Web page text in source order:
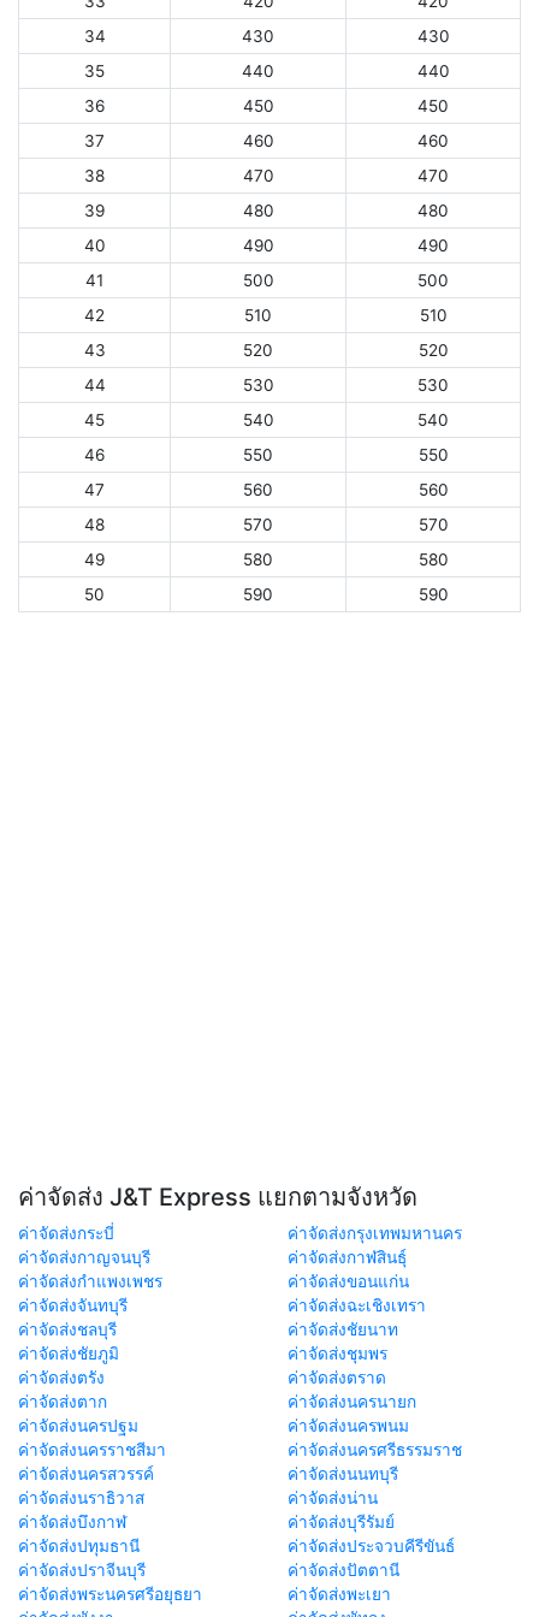
34
430
430
35
440
440
36
450
450
37
460
460
38
470
470
39
480
480
40
490
490
41
500
500
42
510
510
43
520
520
44
530
530
45
540
540
46
550
550
47
560
560
48
570
570
49
580
580
50
590 590
ค่าจัดส่ง J&T Express แยกตามจังหวัด
ค่าจัดส่งกระบี่
ค่าจัดส่งกรุงเทพมหานคร
ค่าจัดส่งกาญจนบุรี
ค่าจัดส่งกาฬสินธุ์
ค่าจัดส่งกำแพงเพชร
ค่าจัดส่งขอนแก่น
ค่าจัดส่งจันทบุรี
ค่าจัดส่งฉะเชิงเทรา
ค่าจัดส่งชลบุรี
ค่าจัดส่งชัยนาท
ค่าจัดส่งชัยภูมิ
ค่าจัดส่งชุมพร
ค่าจัดส่งตรัง
ค่าจัดส่งตราด
ค่าจัดส่งตาก
ค่าจัดส่งนครนายก
ค่าจัดส่งนครปฐม
ค่าจัดส่งนครพนม
ค่าจัดส่งนครราชสีมา
ค่าจัดส่งนครศรีธรรมราช
ค่าจัดส่งนครสวรรค์
ค่าจัดส่งนนทบุรี
ค่าจัดส่งนราธิวาส
ค่าจัดส่งน่าน
ค่าจัดส่งบึงกาฬ
ค่าจัดส่งบุรีรัมย์
ค่าจัดส่งปทุมธานี
ค่าจัดส่งประจวบคีรีขันธ์
ค่าจัดส่งปราจีนบุรี
ค่าจัดส่งปัตตานี
ค่าจัดส่งพระนครศรีอยุธยา
ค่าจัดส่งพะเยา